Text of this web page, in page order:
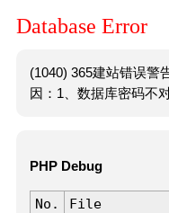
Database Error
(1040) 365建站错误警
因：1、数据库密码不
PHP Debug
No. File